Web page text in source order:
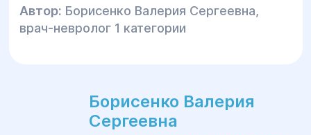
Автор: Борисенко Валерия Сергеевна,
врач-невролог 1 категории
Борисенко Валерия
Сергеевна